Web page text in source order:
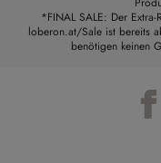
*FINAL SALE: Der
loberon.at/Sale ist bereits
benötigen keinen